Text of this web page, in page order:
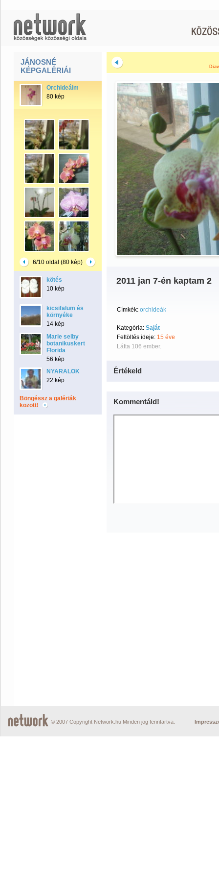
JÁNOSNÉ
KÉPGALÉRIÁI
Orchideáim
80 kép
6/10 oldal (80 kép)
kötés
10 kép
kicsifalum és
környéke
14 kép
Marie selby
botanikuskert
Florida
56 kép
NYARALOK
22 kép
Böngéssz a galériák
között!
2011 jan 7-én kaptam 2
Címkék: orchideák
Kategória: Saját
Feltöltés ideje: 15 éve
Látta 106 ember.
Értékeld
Kommentáld!
© 2007 Copyright Network.hu Minden jog fenntartva.